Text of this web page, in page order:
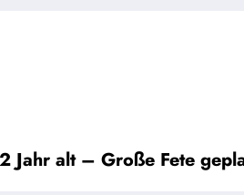
Jahr alt – Große Fete